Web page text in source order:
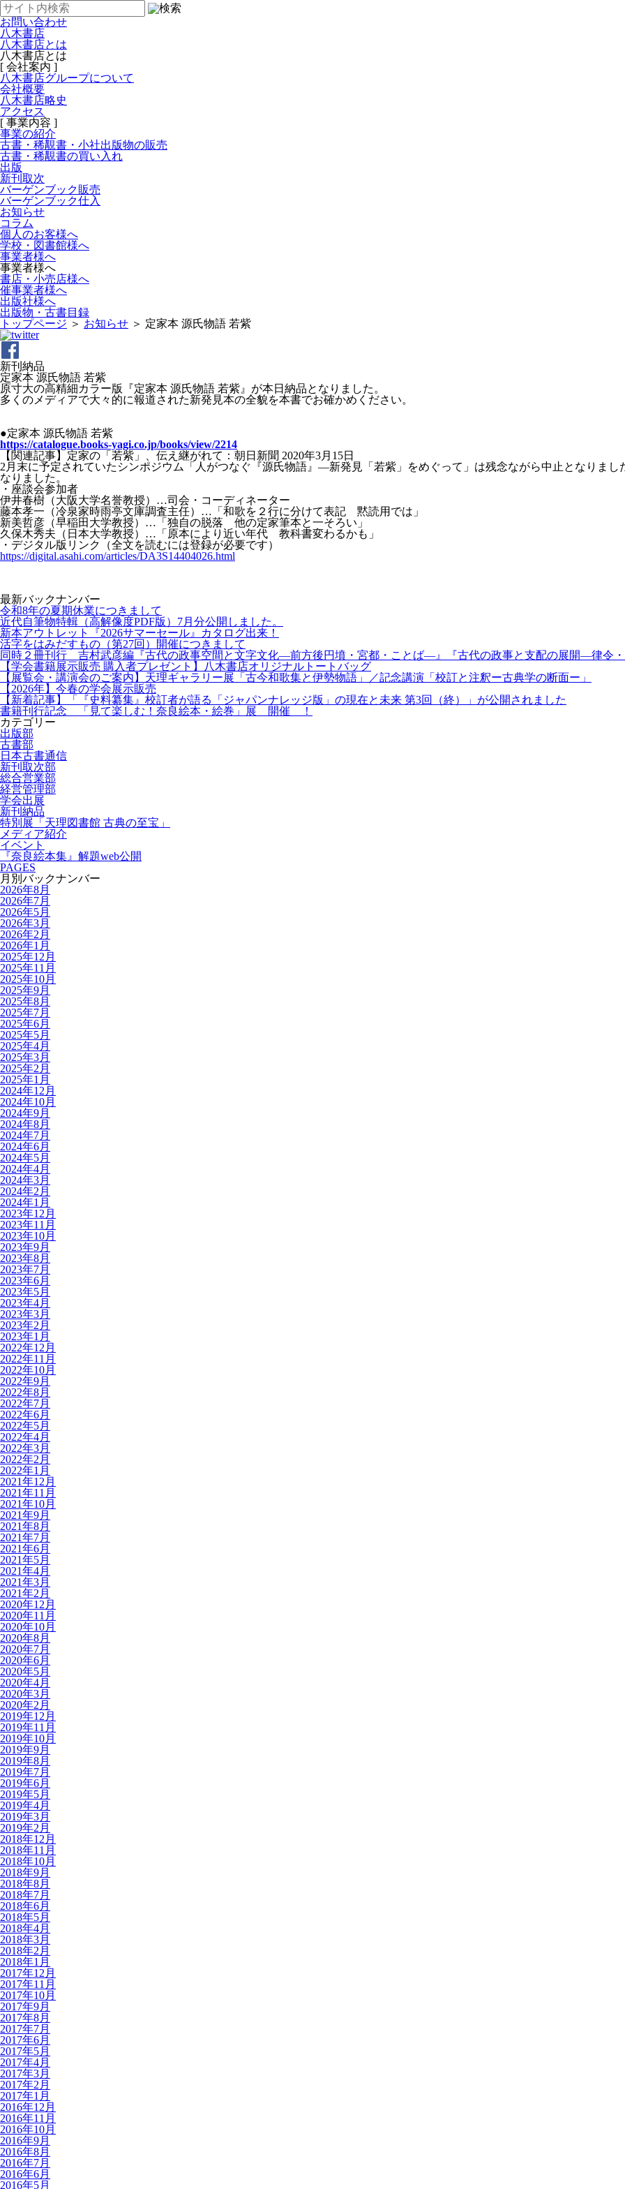
お問い合わせ
八木書店
八木書店とは
八木書店とは
[ 会社案内 ]
八木書店グループについて
会社概要
八木書店略史
アクセス
[ 事業内容 ]
事業の紹介
古書・稀覯書・小社出版物の販売
古書・稀覯書の買い入れ
出版
新刊取次
バーゲンブック販売
バーゲンブック仕入
お知らせ
コラム
個人のお客様へ
学校・図書館様へ
事業者様へ
事業者様へ
書店・小売店様へ
催事業者様へ
出版社様へ
出版物・古書目録
トップページ ＞ お知らせ ＞ 定家本 源氏物語 若紫
新刊納品
定家本 源氏物語 若紫
原寸大の高精細カラー版『定家本 源氏物語 若紫』が本日納品となりました。
多くのメディアで大々的に報道された新発見本の全貌を本書でお確かめください。
●定家本 源氏物語 若紫
https://catalogue.books-yagi.co.jp/books/view/2214
【関連記事】定家の「若紫」、伝え継がれて：朝日新聞 2020年3月15日
2月末に予定されていたシンポジウム「人がつなぐ『源氏物語』―新発見「若紫」をめぐって」は残念ながら中止となりま
なりました。
・座談会参加者
伊井春樹（大阪大学名誉教授）…司会・コーディネーター
藤本孝一（冷泉家時雨亭文庫調査主任）…「和歌を２行に分けて表記 黙読用では」
新美哲彦（早稲田大学教授）…「独自の脱落 他の定家筆本と一そろい」
久保木秀夫（日本大学教授）…「原本により近い年代 教科書変わるかも」
・デジタル版リンク（全文を読むには登録が必要です）
https://digital.asahi.com/articles/DA3S14404026.html
最新バックナンバー
令和8年の夏期休業につきまして
近代自筆物特輯（高解像度PDF版）7月分公開しました。
新本アウトレット『2026サマーセール』カタログ出来！
活字をはみだすもの（第27回）開催につきまして
同時２冊刊行 吉村武彦編『古代の政事空間と文字文化—前方後円墳・宮都・ことば—』『古代の政事と支配の展開—律令
【学会書籍展示販売 購入者プレゼント】八木書店オリジナルトートバッグ
【展覧会・講演会のご案内】天理ギャラリー展「古今和歌集と伊勢物語」／記念講演「校訂と注釈ー古典学の断面ー」
【2026年】今春の学会展示販売
【新着記事】「『史料纂集』校訂者が語る「ジャパンナレッジ版」の現在と未来 第3回（終）」が公開されました
書籍刊行記念 「見て楽しむ！奈良絵本・絵巻」展 開催 ！
カテゴリー
出版部
古書部
日本古書通信
新刊取次部
総合営業部
経営管理部
学会出展
新刊納品
特別展「天理図書館 古典の至宝」
メディア紹介
イベント
『奈良絵本集』解題web公開
PAGES
月別バックナンバー
2026年8月
2026年7月
2026年5月
2026年3月
2026年2月
2026年1月
2025年12月
2025年11月
2025年10月
2025年9月
2025年8月
2025年7月
2025年6月
2025年5月
2025年4月
2025年3月
2025年2月
2025年1月
2024年12月
2024年10月
2024年9月
2024年8月
2024年7月
2024年6月
2024年5月
2024年4月
2024年3月
2024年2月
2024年1月
2023年12月
2023年11月
2023年10月
2023年9月
2023年8月
2023年7月
2023年6月
2023年5月
2023年4月
2023年3月
2023年2月
2023年1月
2022年12月
2022年11月
2022年10月
2022年9月
2022年8月
2022年7月
2022年6月
2022年5月
2022年4月
2022年3月
2022年2月
2022年1月
2021年12月
2021年11月
2021年10月
2021年9月
2021年8月
2021年7月
2021年6月
2021年5月
2021年4月
2021年3月
2021年2月
2020年12月
2020年11月
2020年10月
2020年8月
2020年7月
2020年6月
2020年5月
2020年4月
2020年3月
2020年2月
2019年12月
2019年11月
2019年10月
2019年9月
2019年8月
2019年7月
2019年6月
2019年5月
2019年4月
2019年3月
2019年2月
2018年12月
2018年11月
2018年10月
2018年9月
2018年8月
2018年7月
2018年6月
2018年5月
2018年4月
2018年3月
2018年2月
2018年1月
2017年12月
2017年11月
2017年10月
2017年9月
2017年8月
2017年7月
2017年6月
2017年5月
2017年4月
2017年3月
2017年2月
2017年1月
2016年12月
2016年11月
2016年10月
2016年9月
2016年8月
2016年7月
2016年6月
2016年5月